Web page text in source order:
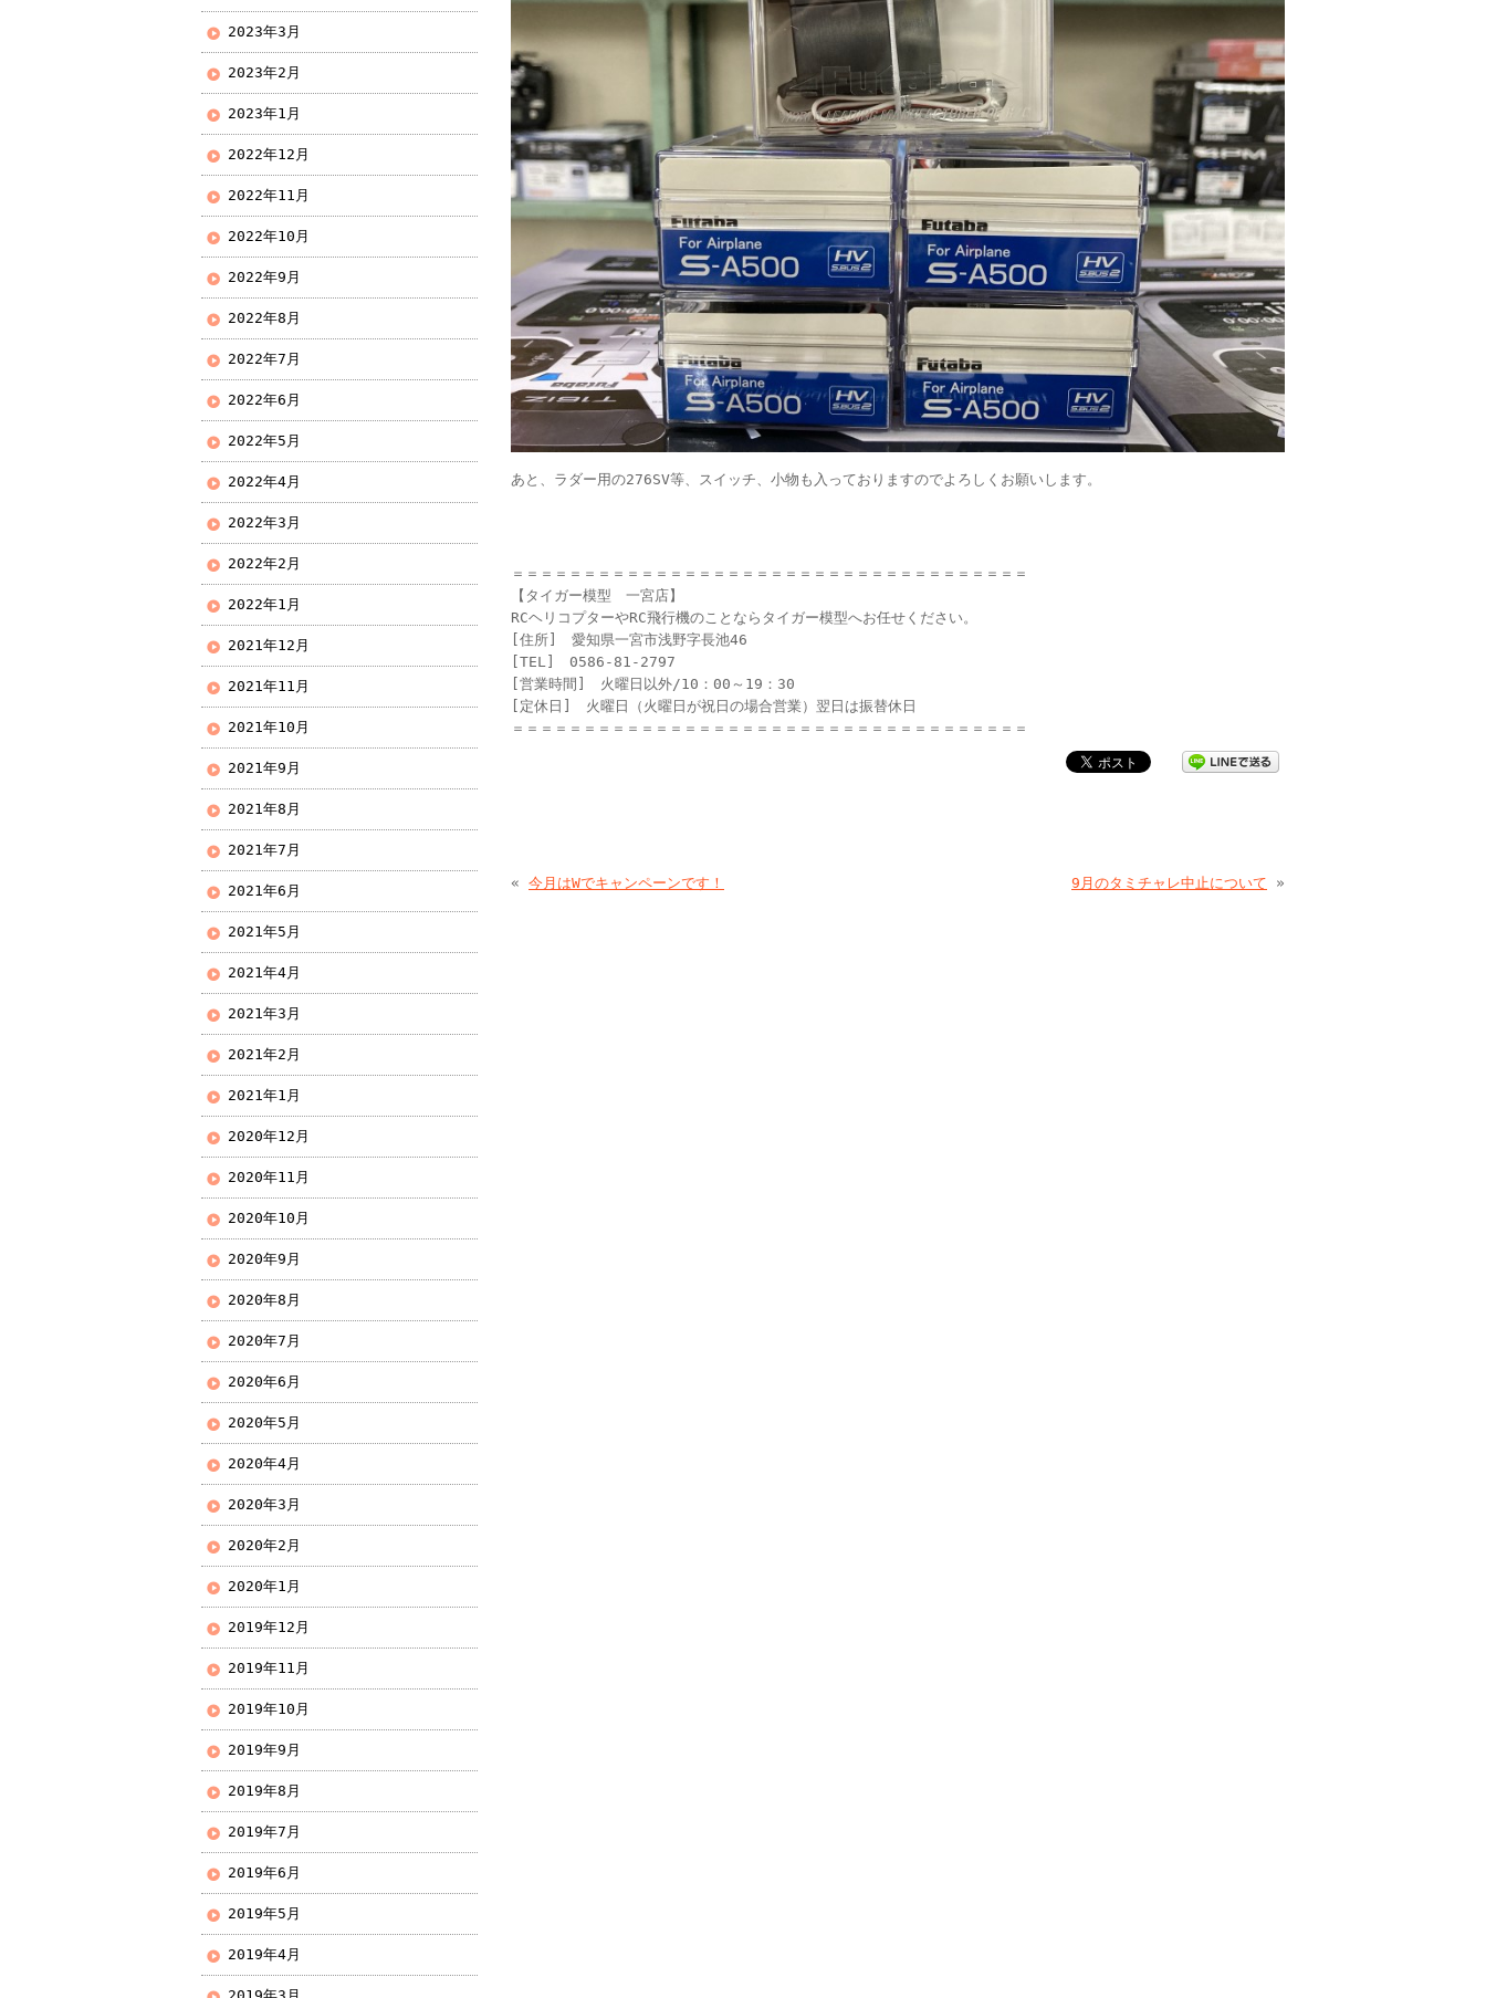
あと、ラダー用の276SV等、スイッチ、小物も入っておりますのでよろしくお願いします。
＝＝＝＝＝＝＝＝＝＝＝＝＝＝＝＝＝＝＝＝＝＝＝＝＝＝＝＝＝＝＝＝＝＝＝＝
【タイガー模型 一宮店】
RCヘリコプターやRC飛行機のことならタイガー模型へお任せください。
[住所] 愛知県一宮市浅野字長池46
[TEL] 0586-81-2797
[営業時間] 火曜日以外/10：00～19：30
[定休日] 火曜日（火曜日が祝日の場合営業）翌日は振替休日
＝＝＝＝＝＝＝＝＝＝＝＝＝＝＝＝＝＝＝＝＝＝＝＝＝＝＝＝＝＝＝＝＝＝＝＝
« 今月はWでキャンペーンです！ 9月のタミチャレ中止について »
2023年3月
2023年2月
2023年1月
2022年12月
2022年11月
2022年10月
2022年9月
2022年8月
2022年7月
2022年6月
2022年5月
2022年4月
2022年3月
2022年2月
2022年1月
2021年12月
2021年11月
2021年10月
2021年9月
2021年8月
2021年7月
2021年6月
2021年5月
2021年4月
2021年3月
2021年2月
2021年1月
2020年12月
2020年11月
2020年10月
2020年9月
2020年8月
2020年7月
2020年6月
2020年5月
2020年4月
2020年3月
2020年2月
2020年1月
2019年12月
2019年11月
2019年10月
2019年9月
2019年8月
2019年7月
2019年6月
2019年5月
2019年4月